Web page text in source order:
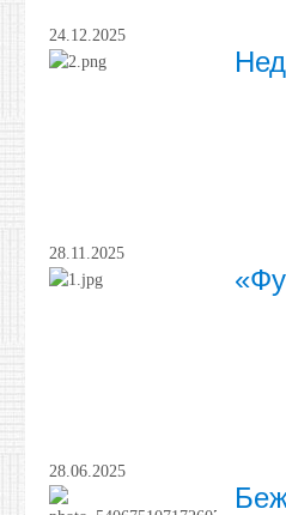
24.12.2025
28.11.2025
28.06.2025